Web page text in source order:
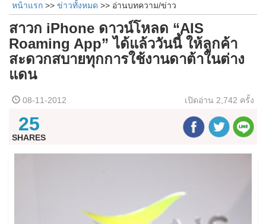
หน้าแรก >> ข่าวทั้งหมด >> อ่านบทความ/ข่าว
สาวก iPhone ดาวน์โหลด “AIS
Roaming App” ได้แล้ววันนี้ ให้ลูกค้า
สะดวกสบายทุกการใช้งานดาต้าในต่าง
แดน
08-11-2012 เปิดอ่าน 2,742 ครั้ง
25
SHARES